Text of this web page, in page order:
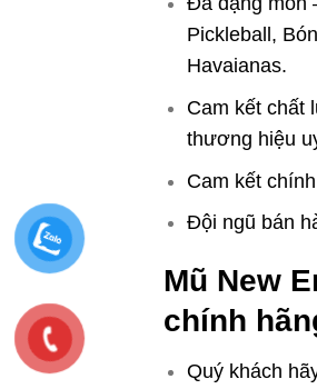
Pickleball,
Havaianas.
Cam kết chất
thương hiệu
Cam kết
Đội ngũ bán
Mũ New
chính
Quý khách